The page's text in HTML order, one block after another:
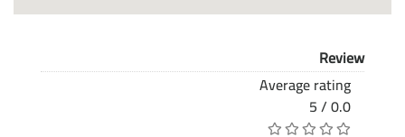
Review
Average rating
0.0 / 5